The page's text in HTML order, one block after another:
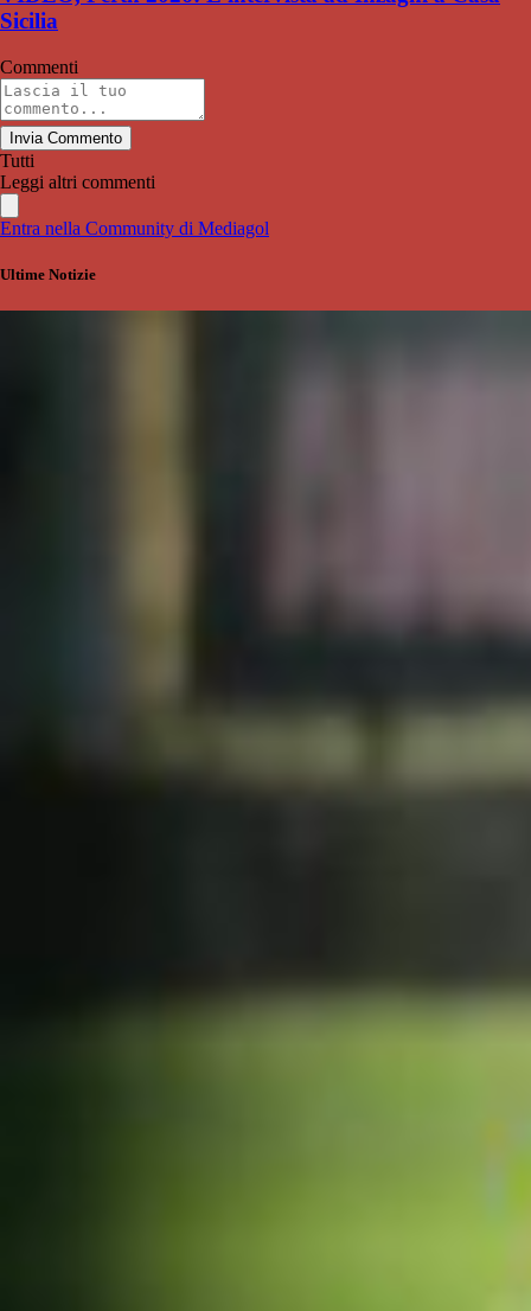
Sicilia
Commenti
Invia Commento
Tutti
Leggi altri commenti
Entra nella Community di Mediagol
Ultime Notizie